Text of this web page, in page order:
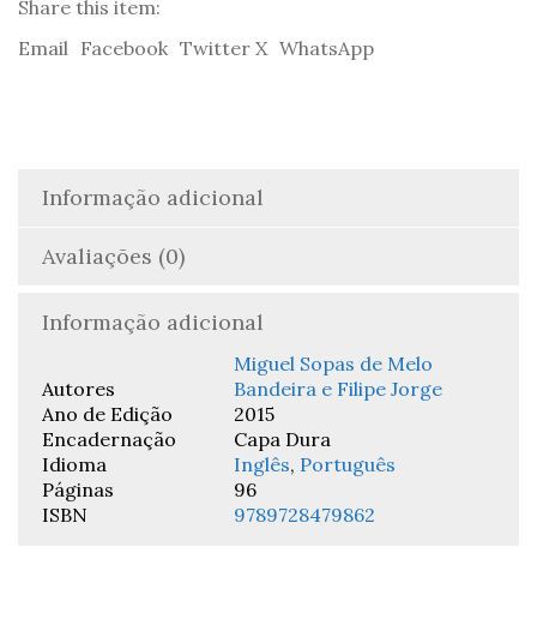
Share this item:
Email Facebook Twitter X WhatsApp
Informação adicional
Avaliações (0)
Informação adicional
Autores
Miguel Sopas de Melo
Bandeira e Filipe Jorge
Ano de Edição
2015
Encadernação
Capa Dura
Idioma
Inglês, Português
Páginas
96
ISBN
9789728479862